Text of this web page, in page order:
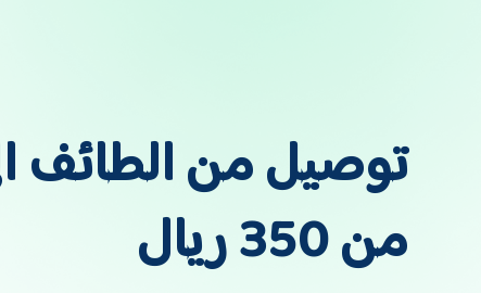
توصيل من الطائف
من 350 ريال